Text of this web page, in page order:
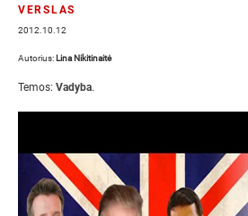
VERSLAS
2012.10.12
Autorius: Lina Nikitinaitė
Temos: Vadyba.